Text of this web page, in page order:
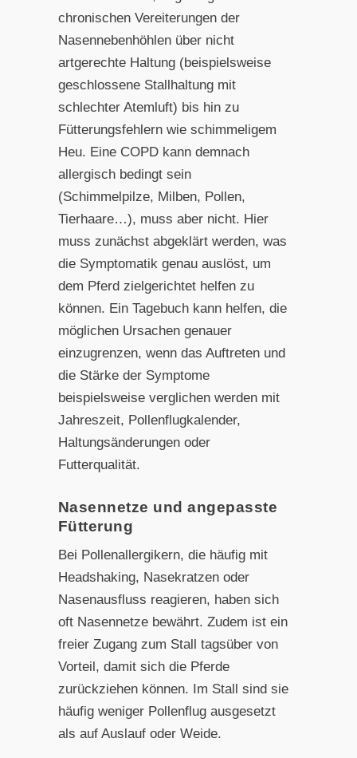
chronischen Vereiterungen der
Nasennebenhöhlen über nicht
artgerechte Haltung (beispielsweise
geschlossene Stallhaltung mit
schlechter Atemluft) bis hin zu
Fütterungsfehlern wie schimmeligem
Heu. Eine COPD kann demnach
allergisch bedingt sein
(Schimmelpilze, Milben, Pollen,
Tierhaare…), muss aber nicht. Hier
muss zunächst abgeklärt werden, was
die Symptomatik genau auslöst, um
dem Pferd zielgerichtet helfen zu
können. Ein Tagebuch kann helfen, die
möglichen Ursachen genauer
einzugrenzen, wenn das Auftreten und
die Stärke der Symptome
beispielsweise verglichen werden mit
Jahreszeit, Pollenflugkalender,
Haltungsänderungen oder
Futterqualität.
Nasennetze und angepasste
Fütterung
Bei Pollenallergikern, die häufig mit
Headshaking, Nasekratzen oder
Nasenausfluss reagieren, haben sich
oft Nasennetze bewährt. Zudem ist ein
freier Zugang zum Stall tagsüber von
Vorteil, damit sich die Pferde
zurückziehen können. Im Stall sind sie
häufig weniger Pollenflug ausgesetzt
als auf Auslauf oder Weide.